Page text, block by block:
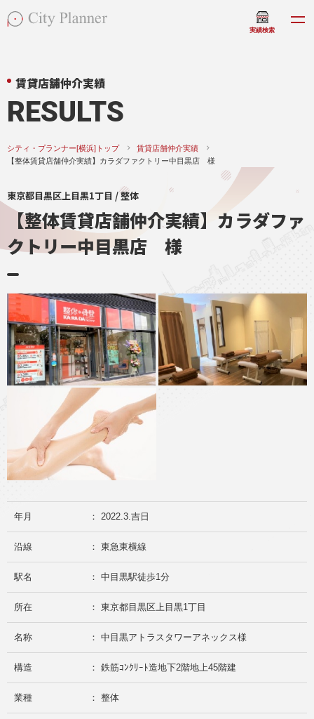
実績検索
賃貸店舗仲介実績
RESULTS
シティ・プランナー[横浜]トップ
賃貸店舗仲介実績
【整体賃貸店舗仲介実績】カラダファクトリー中目黒店 様
東京都目黒区上目黒1丁目 / 整体
【整体賃貸店舗仲介実績】カラダファ
クトリー中目黒店 様
年月 ： 2022.3.吉日
沿線 ： 東急東横線
駅名 ： 中目黒駅徒歩1分
所在 ： 東京都目黒区上目黒1丁目
名称 ： 中目黒アトラスタワーアネックス様
構造 ： 鉄筋ｺﾝｸﾘｰﾄ造地下2階地上45階建
業種 ： 整体